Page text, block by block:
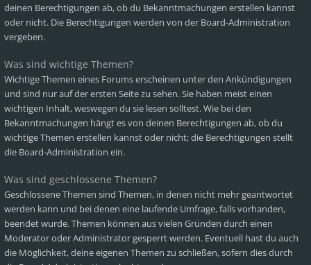
deinen Berechtigungen ab, ob du Bekanntmachungen erstellen kannst
oder nicht. Die Berechtigungen werden von der Board-Administration
vergeben.
Was sind wichtige Themen?
Wichtige Themen eines Forums erscheinen unter den Ankündigungen
und sind nur auf der ersten Seite zu sehen. Sie haben meist einen
wichtigen Inhalt, weswegen du sie lesen solltest. Wie bei den
Bekanntmachungen hängt es von deinen Berechtigungen ab, ob du
wichtige Themen erstellen kannst oder nicht; die Berechtigungen stellt
die Board-Administration ein.
Was sind geschlossene Themen?
Geschlossene Themen sind Themen, in denen nicht mehr geantwortet
werden kann und bei denen eine laufende Umfrage, falls vorhanden,
beendet wurde. Themen können aus vielen Gründen durch einen
Moderator oder Administrator gesperrt werden. Eventuell hast du auch
die Möglichkeit, deine eigenen Themen zu schließen, sofern dies durch